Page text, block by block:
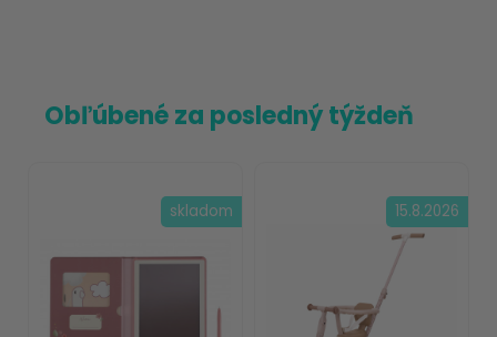
Obľúbené za posledný týždeň
skladom 15.8.2026